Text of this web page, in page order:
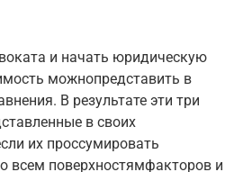
и начать юридическую
можнопредставить в
В результате эти три
в своих
их проссумировать
всем поверхностямфакторов и